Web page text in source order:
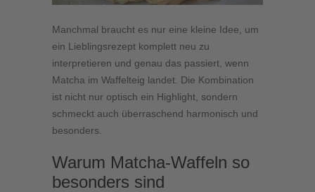
Manchmal braucht es nur eine kleine Idee, um
ein Lieblingsrezept komplett neu zu
interpretieren und genau das passiert, wenn
Matcha im Waffelteig landet. Die Kombination
ist nicht nur optisch ein Highlight, sondern
schmeckt auch überraschend harmonisch und
besonders.
Warum Matcha-Waffeln so
besonders sind